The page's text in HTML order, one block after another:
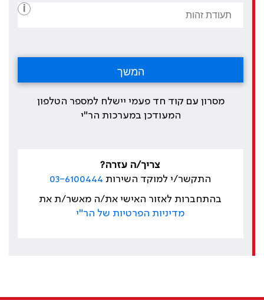
i
מסרון עם קוד חד פעמי יישלח למספר הטלפון
המעודכן במערכות הר"י
צריך/ה עזרה?
התקשר/י למוקד השירות 03-6100444
בהתחברות לאזור האישי את/ה מאשר/ת את
מדיניות הפרטיות של הר"י